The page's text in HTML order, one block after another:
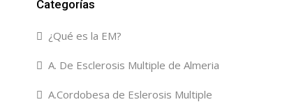
Categorías
¿Qué es la EM?
A. De Esclerosis Multiple de Almeria
A.Cordobesa de Eslerosis Multiple